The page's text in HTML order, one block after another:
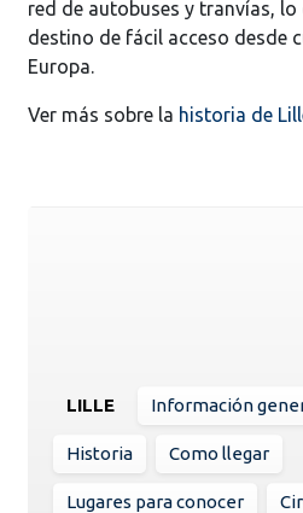
red de autobuses y tranvías, lo
destino de fácil acceso desde
Europa.
Ver más sobre la historia de
LILLE Información
Historia Como llegar
Lugares para conocer